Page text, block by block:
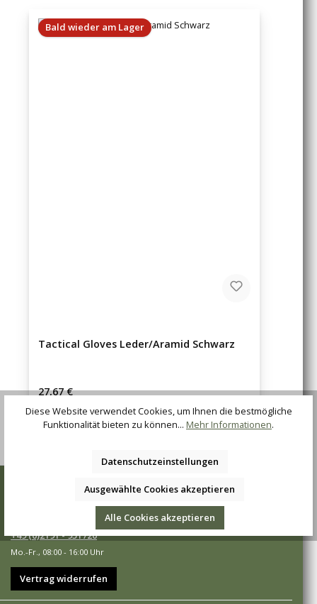
Bald wieder am Lager
Tactical Gloves Leder/Aramid Schwarz
Regulärer Preis:
27,67 €
+49 (0)2191 - 951720
Mo.-Fr., 08:00 - 16:00 Uhr
Vertrag widerrufen
Diese Website verwendet Cookies, um Ihnen die bestmögliche
Funktionalität bieten zu können... Mehr Informationen.
Datenschutzeinstellungen
Ausgewählte Cookies akzeptieren
Alle Cookies akzeptieren